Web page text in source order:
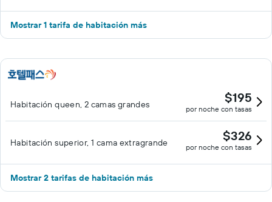
Mostrar 1 tarifa de habitación más
Habitación queen, 2 camas grandes $195
por noche con tasas
Habitación superior, 1 cama extragrande $326
por noche con tasas
Mostrar 2 tarifas de habitación más